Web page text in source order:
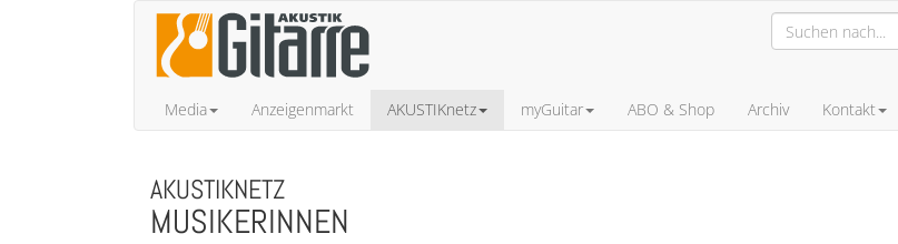
Media Anzeigenmarkt AKUSTIKnetz myGuitar ABO & Shop Archiv Kontakt
AKUSTIKNETZ
MUSIKERINNEN